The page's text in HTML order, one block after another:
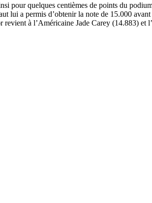
pour quelques centièmes de points du
lui a permis d’obtenir la note de 15.000
à l’Américaine Jade Carey (14.883) et